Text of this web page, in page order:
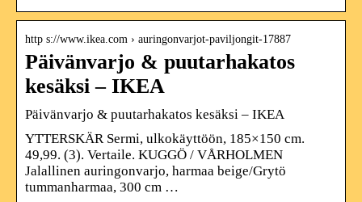
http s://www.ikea.com › auringonvarjot-paviljongit-17887
Päivänvarjo & puutarhakatos
kesäksi – IKEA
Päivänvarjo & puutarhakatos kesäksi – IKEA
YTTERSKÄR Sermi, ulkokäyttöön, 185×150 cm.
49,99. (3). Vertaile. KUGGÖ / VÅRHOLMEN
Jalallinen auringonvarjo, harmaa beige/Grytö
tummanharmaa, 300 cm …